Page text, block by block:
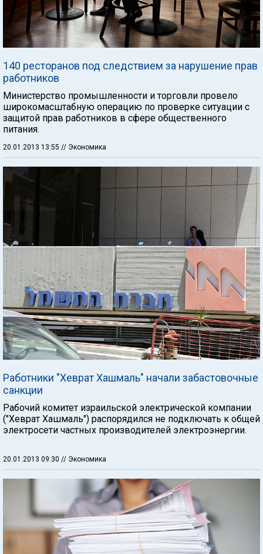
140 ресторанов под следствием за нарушение прав
работников
Министерство промышленности и торговли провело
широкомасштабную операцию по проверке ситуации с
защитой прав работников в сфере общественного
питания.
20.01.2013 13:55 // Экономика
Работники "Хеврат Хашмаль" начали забастовочные
санкции
Рабочий комитет израильской электрической компании
("Хеврат Хашмаль") распорядился не подключать к общей
электросети частных производителей электроэнергии.
20.01.2013 09:30 // Экономика